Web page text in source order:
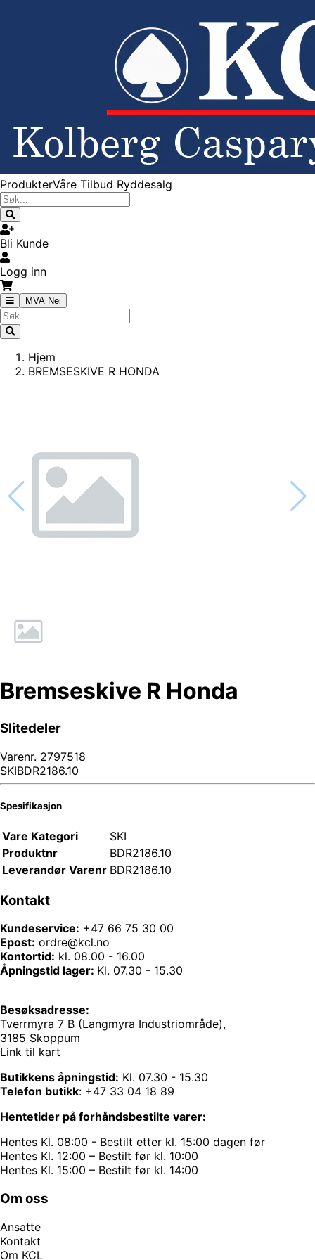
ProdukterVåre Tilbud Ryddesalg
Bli Kunde
Logg inn
MVA Nei
Hjem
BREMSESKIVE R HONDA
Bremseskive R Honda
Slitedeler
Varenr. 2797518
SKIBDR2186.10
Spesifikasjon
Vare Kategori
SKI
Produktnr
BDR2186.10
Leverandør Varenr BDR2186.10
Kontakt
Kundeservice: +47 66 75 30 00
Epost: ordre@kcl.no
Kontortid: kl. 08.00 - 16.00
Åpningstid lager: Kl. 07.30 - 15.30
Besøksadresse:
Tverrmyra 7 B (Langmyra Industriområde),
3185 Skoppum
Link til kart
Butikkens åpningstid: Kl. 07.30 - 15.30
Telefon butikk: +47 33 04 18 89
Hentetider på forhåndsbestilte varer:
Hentes Kl. 08:00 - Bestilt etter kl. 15:00 dagen før
Hentes Kl. 12:00 – Bestilt før kl. 10:00
Hentes Kl. 15:00 – Bestilt før kl. 14:00
Om oss
Ansatte
Kontakt
Om KCL